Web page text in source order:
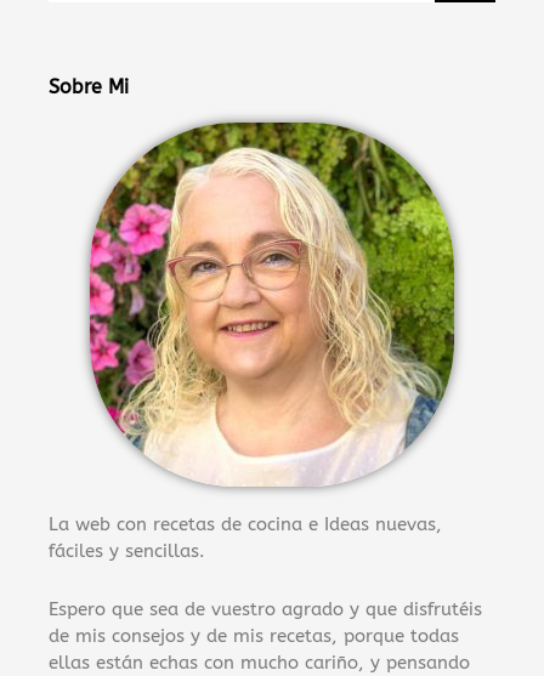
Sobre Mi
La web con recetas de cocina e Ideas nuevas,
fáciles y sencillas.
Espero que sea de vuestro agrado y que disfrutéis
de mis consejos y de mis recetas, porque todas
ellas están echas con mucho cariño, y pensando